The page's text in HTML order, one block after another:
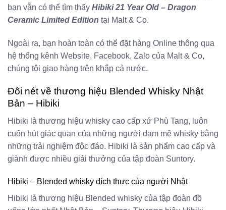
bạn vẫn có thể tìm thấy Hibiki 21 Year Old – Dragon
Ceramic Limited Edition tại Malt & Co.
Ngoài ra, bạn hoàn toàn có thể đặt hàng Online thông qua
hệ thống kênh Website, Facebook, Zalo của Malt & Co,
chúng tôi giao hàng trên khắp cả nước.
Đôi nét về thương hiệu Blended Whisky Nhật
Bản – Hibiki
Hibiki là thương hiệu whisky cao cấp xứ Phù Tang, luôn
cuốn hút giác quan của những người đam mê whisky bằng
những trải nghiệm độc đáo. Hibiki là sản phẩm cao cấp và
giành được nhiều giải thưởng của tập đoàn Suntory.
Hibiki – Blended whisky đích thực của người Nhật
Hibiki là thương hiệu Blended whisky của tập đoàn đồ